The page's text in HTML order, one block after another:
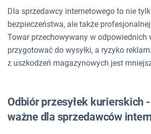
Dla sprzedawcy internetowego to nie
bezpieczeństwa, ale także
Towar przechowywany w odpowiednich
przygotować do wysyłki, a ryzyko
z uszkodzeń magazynowych jest
Odbiór przesyłek kurierskich
ważne dla sprzedawców